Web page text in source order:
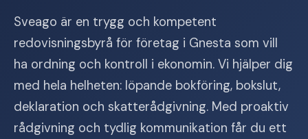
Sveago är en trygg och kompetent
redovisningsbyrå för företag i Gnesta som vill
ha ordning och kontroll i ekonomin. Vi hjälper dig
med hela helheten: löpande bokföring, bokslut,
deklaration och skatterådgivning. Med proaktiv
rådgivning och tydlig kommunikation får du ett